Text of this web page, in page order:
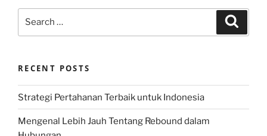
RECENT POSTS
Strategi Pertahanan Terbaik untuk Indonesia
Mengenal Lebih Jauh Tentang Rebound dalam